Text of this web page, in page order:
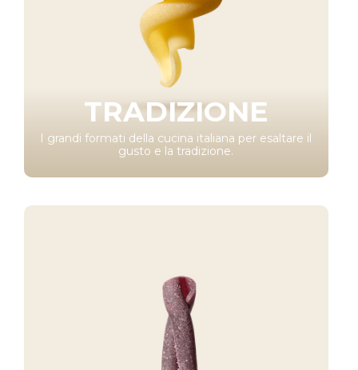
TRADIZIONE
I grandi formati della cucina italiana per esaltare il
gusto e la tradizione.